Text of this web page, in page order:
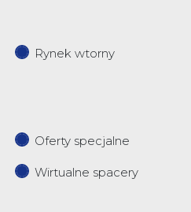
Rynek wtorny
Oferty specjalne
Wirtualne spacery